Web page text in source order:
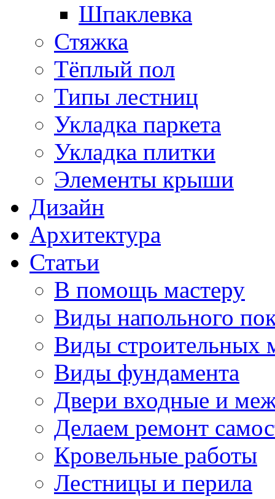
Шпаклевка
Стяжка
Тёплый пол
Типы лестниц
Укладка паркета
Укладка плитки
Элементы крыши
Дизайн
Архитектура
Статьи
В помощь мастеру
Виды напольного
Виды строительных
Виды фундамента
Двери входные и
Делаем ремонт
Кровельные работы
Лестницы и перила